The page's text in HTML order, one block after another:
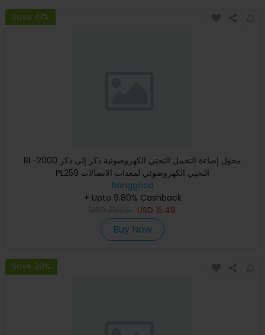
Save 41%
BL-2000 محول إضاءة التحمل التحتِي الكهروضوئية ذكر إلى ذكر
PL259 التحتِي الكهروضوئي لمعدات الاتصالات
Banggood
+ Upto 9.80% Cashback
USD 15.49
Buy Now
Save 39%